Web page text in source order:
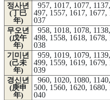
정사년
(丁巳
年)
957, 1017, 1077,
497, 1557, 1617, 1677,
037
무오년
(戊午
年)
958, 1018, 1078,
498, 1558, 1618, 1678,
038
기미년
(己未
年)
959, 1019, 1079,
499, 1559, 1619, 1679,
039
경신년
(庚申
年)
960, 1020, 1080,
500, 1560, 1620,
040